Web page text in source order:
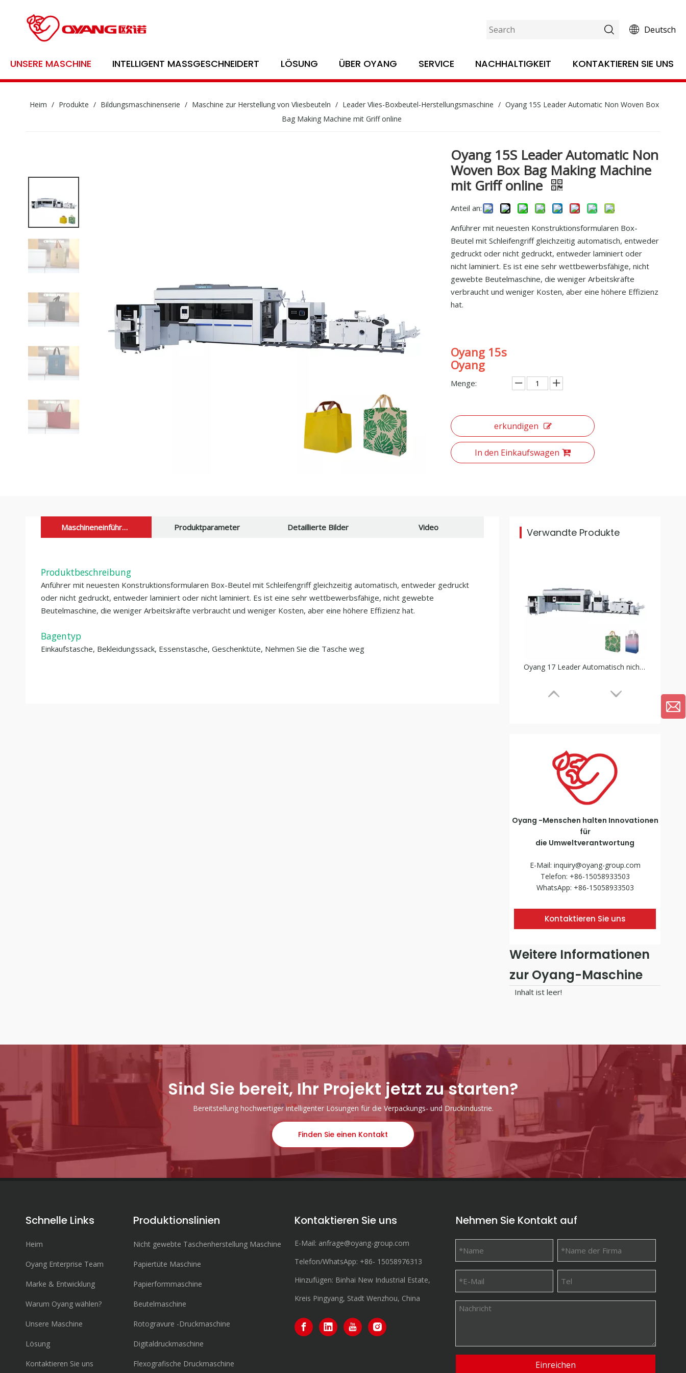
Deutsch
UNSERE MASCHINE INTELLIGENT MASSGESCHNEIDERT LÖSUNG ÜBER OYANG SERVICE NACHHALTIGKEIT KONTAKTIEREN SIE UNS
Heim / Produkte / Bildungsmaschinenserie / Maschine zur Herstellung von Vliesbeuteln / Leader Vlies-Boxbeutel-Herstellungsmaschine / Oyang 15S Leader Automatic Non Woven Box
Bag Making Machine mit Griff online
Oyang 15S Leader Automatic Non
Woven Box Bag Making Machine
mit Griff online
Anteil an:
Anführer mit neuesten Konstruktionsformularen Box-
Beutel mit Schleifengriff gleichzeitig automatisch, entweder
gedruckt oder nicht gedruckt, entweder laminiert oder
nicht laminiert. Es ist eine sehr wettbewerbsfähige, nicht
gewebte Beutelmaschine, die weniger Arbeitskräfte
verbraucht und weniger Kosten, aber eine höhere Effizienz
hat.
Oyang 15s
Oyang
Menge:
erkundigen
In den Einkaufswagen
Maschineneinführung Produktparameter Detaillierte Bilder Video
Produktbeschreibung
Anführer mit neuesten Konstruktionsformularen Box-Beutel mit Schleifengriff gleichzeitig automatisch, entweder gedruckt
oder nicht gedruckt, entweder laminiert oder nicht laminiert. Es ist eine sehr wettbewerbsfähige, nicht gewebte
Beutelmaschine, die weniger Arbeitskräfte verbraucht und weniger Kosten, aber eine höhere Effizienz hat.
Bagentyp
Einkaufstasche, Bekleidungssack, Essenstasche, Geschenktüte, Nehmen Sie die Tasche weg
Verwandte Produkte
Smart 17-XB 700/800 Nicht gewebter 5-in-1-Taschen-Maschine mit Griff online
Smart 17-C700/800 Nicht gewebter D-Cut-Taschenherstellung Maschine
OYANG 15 - XC700 Non-Woven 3-in-1-Beutelherstellungsmaschine mit Griff online
Smart 17-XB 700/800 Nicht gewebter 5-in-1-Taschen-Maschine mit Griff online
Oyang -Menschen halten Innovationen
für
die Umweltverantwortung
E-Mail: inquiry@oyang-group.com
Telefon: +86-15058933503
WhatsApp: +86-15058933503
Kontaktieren Sie uns
Weitere Informationen
zur Oyang-Maschine
Inhalt ist leer!
Sind Sie bereit, Ihr Projekt jetzt zu starten?
Bereitstellung hochwertiger intelligenter Lösungen für die Verpackungs- und Druckindustrie.
Finden Sie einen Kontakt
Schnelle Links
Heim
Oyang Enterprise Team
Marke & Entwicklung
Warum Oyang wählen?
Unsere Maschine
Lösung
Kontaktieren Sie uns
Produktionslinien
Nicht gewebte Taschenherstellung Maschine
Papiertüte Maschine
Papierformmaschine
Beutelmaschine
Rotogravure -Druckmaschine
Digitaldruckmaschine
Flexografische Druckmaschine
Kontaktieren Sie uns
E-Mail: anfrage@oyang-group.com
Telefon/WhatsApp: +86- 15058976313
Hinzufügen: Binhai New Industrial Estate,
Kreis Pingyang, Stadt Wenzhou, China
Nehmen Sie Kontakt auf
Einreichen